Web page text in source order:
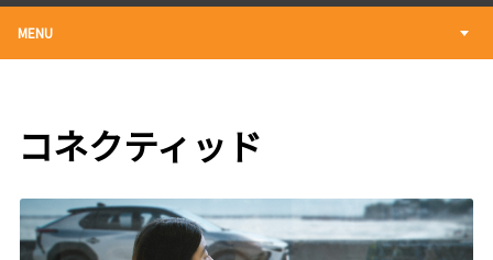
MENU
コネクティッド